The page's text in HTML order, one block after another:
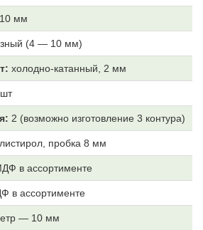
мм
(4 — 10 мм)
холодно-катанный, 2 мм
2 (возможно изготовление 3 контура)
пробка 8 мм
в ассортименте
в ассортименте
— 10 мм